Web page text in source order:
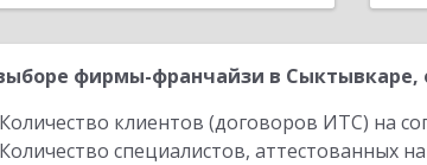
фирмы-франчайзи в Сыктывкаре,
Количество клиентов (договоров ИТС) на
Количество специалистов, аттестованных